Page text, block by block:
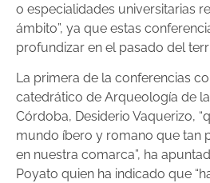
o especialidades universitarias
ámbito”, ya que estas
profundizar en el pasado del
La primera de la conferencias
catedrático de Arqueología de
Córdoba, Desiderio Vaquerizo,
mundo íbero y romano que tan
en nuestra comarca”, ha
Poyato quien ha indicado que